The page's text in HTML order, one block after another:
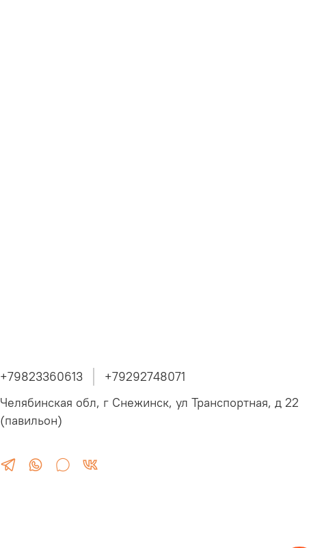
+79823360613
+79292748071
Челябинская обл, г Снежинск, ул Транспортная, д 22
(павильон)